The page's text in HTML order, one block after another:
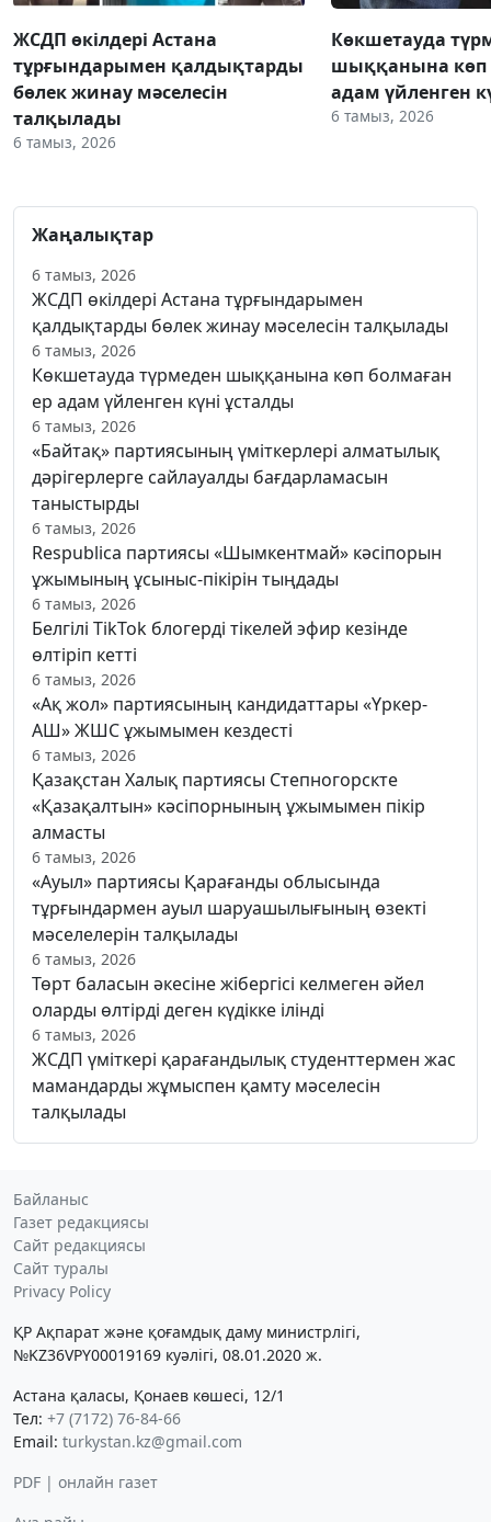
ЖСДП өкілдері Астана
тұрғындарымен қалдықтарды
бөлек жинау мәселесін
талқылады
6 тамыз, 2026
Көкшетауда
шыққанына көп
адам үйленген
6 тамыз, 2026
Жаңалықтар
6 тамыз, 2026
ЖСДП өкілдері Астана тұрғындарымен
қалдықтарды бөлек жинау мәселесін талқылады
6 тамыз, 2026
Көкшетауда түрмеден шыққанына көп болмаған
ер адам үйленген күні ұсталды
6 тамыз, 2026
«Байтақ» партиясының үміткерлері алматылық
дәрігерлерге сайлауалды бағдарламасын
таныстырды
6 тамыз, 2026
Respublica партиясы «Шымкентмай» кәсіпорын
ұжымының ұсыныс-пікірін тыңдады
6 тамыз, 2026
Белгілі TikTok блогерді тікелей эфир кезінде
өлтіріп кетті
6 тамыз, 2026
«Ақ жол» партиясының кандидаттары «Үркер-
АШ» ЖШС ұжымымен кездесті
6 тамыз, 2026
Қазақстан Халық партиясы Степногорскте
«Қазақалтын» кәсіпорнының ұжымымен пікір
алмасты
6 тамыз, 2026
«Ауыл» партиясы Қарағанды облысында
тұрғындармен ауыл шаруашылығының өзекті
мәселелерін талқылады
6 тамыз, 2026
Төрт баласын әкесіне жібергісі келмеген әйел
оларды өлтірді деген күдікке ілінді
6 тамыз, 2026
ЖСДП үміткері қарағандылық студенттермен жас
мамандарды жұмыспен қамту мәселесін
талқылады
Байланыс
Газет редакциясы
Сайт редакциясы
Сайт туралы
Privacy Policy
ҚР Ақпарат және қоғамдық даму министрлігі,
№KZ36VPY00019169 куәлігі, 08.01.2020 ж.
Астана қаласы, Қонаев көшесі, 12/1
Тел: +7 (7172) 76-84-66
Email: turkystan.kz@gmail.com
PDF | онлайн газет